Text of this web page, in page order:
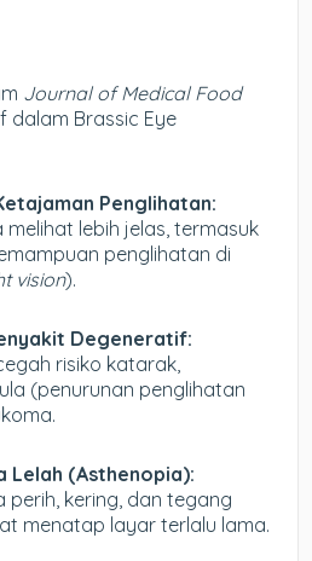
Journal of Medical Food
dalam Brassic Eye
Penglihatan:
lebih jelas, termasuk
penglihatan di
vision).
Degeneratif:
risiko katarak,
(penurunan penglihatan
Lelah (Asthenopia):
perih, kering, dan tegang
menatap layar terlalu lama.